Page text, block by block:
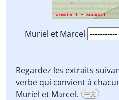
Muriel et Marcel
Regardez les extraits
verbe qui convient à
Muriel et Marcel.
中文